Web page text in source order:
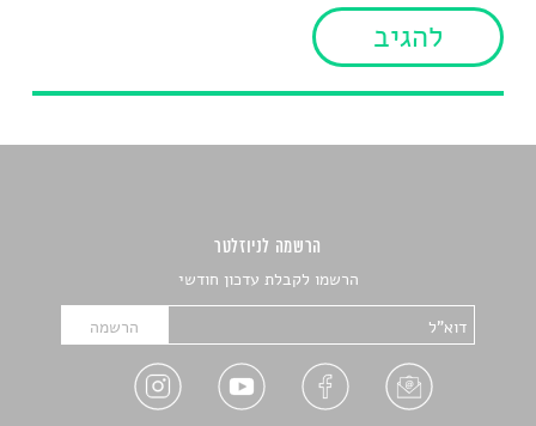
הרשמה לניוזלטר
הרשמו לקבלת עדכון חודשי